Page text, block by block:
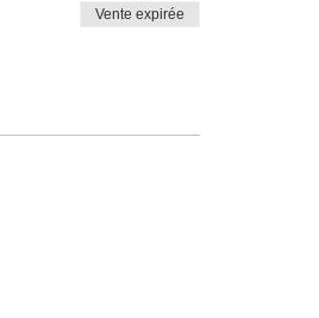
Vente expirée